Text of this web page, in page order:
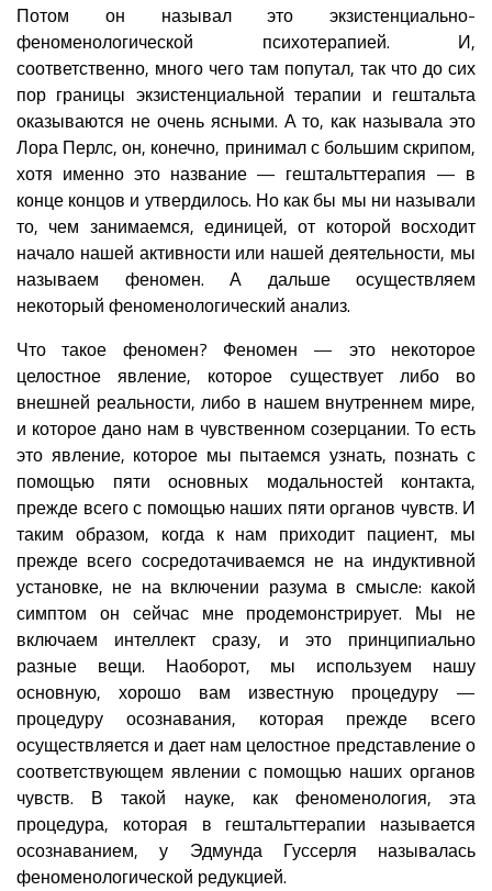
Потом он называл это экзистенциально-
феноменологической психотерапией. И,
соответственно, много чего там попутал, так что до сих
пор границы экзистенциальной терапии и гештальта
оказываются не очень ясными. А то, как называла это
Лора Перлс, он, конечно, принимал с большим скрипом,
хотя именно это название — гештальттерапия — в
конце концов и утвердилось. Но как бы мы ни называли
то, чем занимаемся, единицей, от которой восходит
начало нашей активности или нашей деятельности, мы
называем феномен. А дальше осуществляем
некоторый феноменологический анализ.
Что такое феномен? Феномен — это некоторое
целостное явление, которое существует либо во
внешней реальности, либо в нашем внутреннем мире,
и которое дано нам в чувственном созерцании. То есть
это явление, которое мы пытаемся узнать, познать с
помощью пяти основных модальностей контакта,
прежде всего с помощью наших пяти органов чувств. И
таким образом, когда к нам приходит пациент, мы
прежде всего сосредотачиваемся не на индуктивной
установке, не на включении разума в смысле: какой
симптом он сейчас мне продемонстрирует. Мы не
включаем интеллект сразу, и это принципиально
разные вещи. Наоборот, мы используем нашу
основную, хорошо вам известную процедуру —
процедуру осознавания, которая прежде всего
осуществляется и дает нам целостное представление о
соответствующем явлении с помощью наших органов
чувств. В такой науке, как феноменология, эта
процедура, которая в гештальттерапии называется
осознаванием, у Эдмунда Гуссерля называлась
феноменологической редукцией.